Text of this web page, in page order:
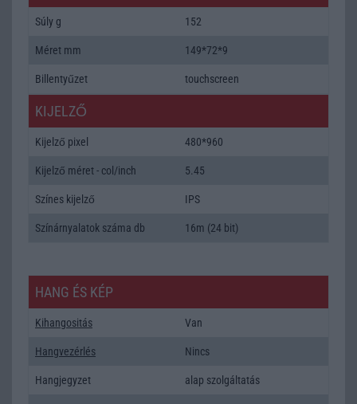
Súly g 152
Méret mm 149*72*9
Billentyűzet touchscreen
KIJELZŐ
Kijelző pixel 480*960
Kijelző méret - col/inch 5.45
Színes kijelző IPS
Színárnyalatok száma db 16m (24 bit)
HANG ÉS KÉP
Kihangositás Van
Hangvezérlés Nincs
Hangjegyzet alap szolgáltatás